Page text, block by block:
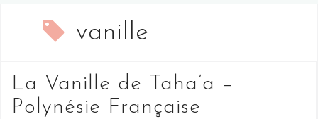
vanille
La Vanille de Taha’a –
Polynésie Française